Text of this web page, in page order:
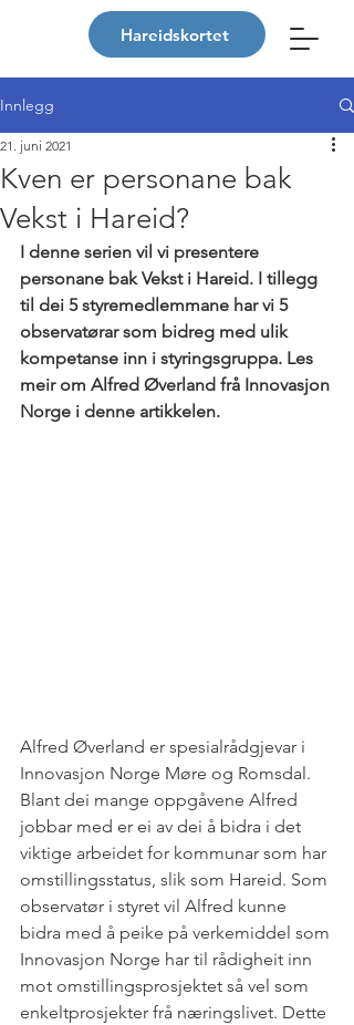
Hareidskortet
Innlegg
Kven er personane bak
Vekst i Hareid?
21. juni 2021
I denne serien vil vi presentere
personane bak Vekst i Hareid. I tillegg
til dei 5 styremedlemmane har vi 5
observatørar som bidreg med ulik
kompetanse inn i styringsgruppa. Les
meir om Alfred Øverland frå Innovasjon
Norge i denne artikkelen.
Alfred Øverland er spesialrådgjevar i
Innovasjon Norge Møre og Romsdal.
Blant dei mange oppgåvene Alfred
jobbar med er ei av dei å bidra i det
viktige arbeidet for kommunar som har
omstillingsstatus, slik som Hareid. Som
observatør i styret vil Alfred kunne
bidra med å peike på verkemiddel som
Innovasjon Norge har til rådigheit inn
mot omstillingsprosjektet så vel som
enkeltprosjekter frå næringslivet. Dette